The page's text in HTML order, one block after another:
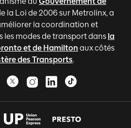
la Loi de 2006 sur Metrolinx, a
la coordination et
les modes de transport dans la
et de Hamilton aux côtés
des Transports.